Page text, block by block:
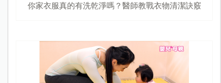
你家衣服真的有洗乾淨嗎？醫師教戰衣物清潔訣竅